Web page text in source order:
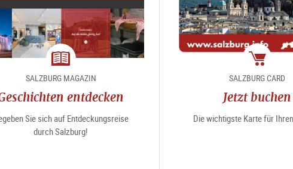
Magazin
SALZBURG MAGAZIN
entdecken
Sie sich auf Entdeckungsreise
durch Salzburg!
Package
SALZBURG CARD
Jetzt buchen
Die wichtigste Karte für